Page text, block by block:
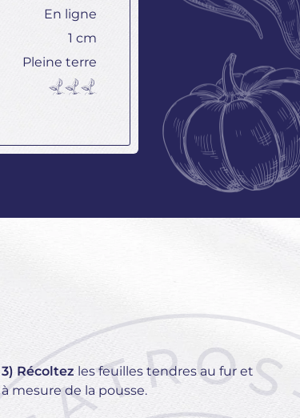
En ligne
1 cm
Pleine terre
3) Récoltez les feuilles tendres au fur et
à mesure de la pousse.